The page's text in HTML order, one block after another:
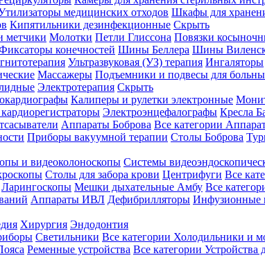
медицинских отходов Шкафы для
Кипятильники дезинфекционные Скрыть
метчики Молотки Петли Глиссона Повязки
конечностей Шины Беллера Шины
Ультразвуковая (УЗ) терапия Ингаляторы
Массажеры Подъемники и подвесы для
Электротерапия Скрыть
Калиперы и рулетки электронные
Электроэнцефалографы Кресла
Аппараты Боброва Все категории
Приборы вакуумной терапии Столы Боброва
и видеоколоноскопы Системы
Столы для забора крови Центрифуги Все
Ларингоскопы Мешки дыхательные Амбу Все
Аппараты ИВЛ Дефибрилляторы Инфузионные
Хирургия Эндодонтия
Светильники Все категории Холодильники и
Ременные устройства Все категории Устройства